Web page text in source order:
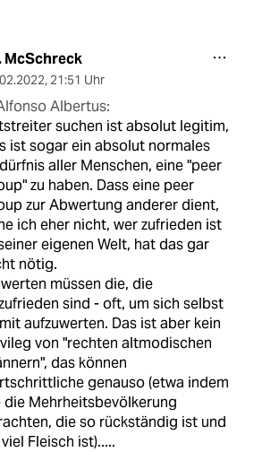
McSchreck
, 21:51 Uhr
Albertus:
suchen ist absolut legitim,
ist sogar ein absolut normales
aller Menschen, eine "peer
zu haben. Dass eine peer
zur Abwertung anderer dient,
ich eher nicht, wer zufrieden ist
eigenen Welt, hat das gar
nötig.
müssen die, die
sind - oft, um sich selbst
aufzuwerten. Das ist aber kein
von "rechten altmodischen
das können
genauso (etwa indem
die Mehrheitsbevölkerung
die so rückständig ist und
Fleisch ist).....